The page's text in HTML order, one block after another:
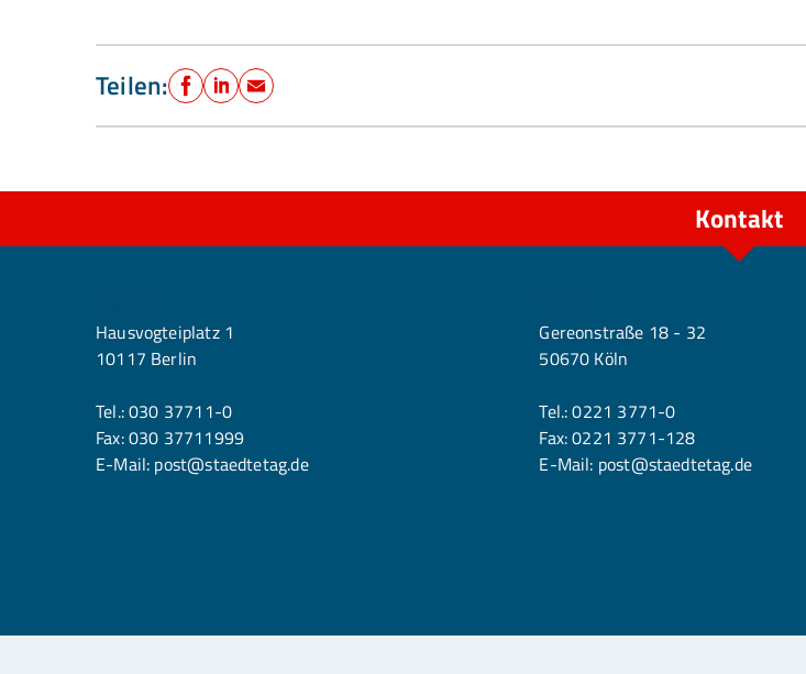
Teilen: Facebook
LinkedIn
E-Mail
Kontakt
Hausvogteiplatz 1
10117 Berlin
Tel.:030 37711-0
Fax: 030 37711999
E-Mail: post@staedtetag.de
Gereonstraße 18 - 32
50670 Köln
Tel.:0221 3771-0
Fax: 0221 3771-128
E-Mail: post@staedtetag.de